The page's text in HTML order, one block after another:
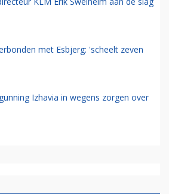
met Esbjerg: 'scheelt zeven
Izhavia in wegens zorgen over